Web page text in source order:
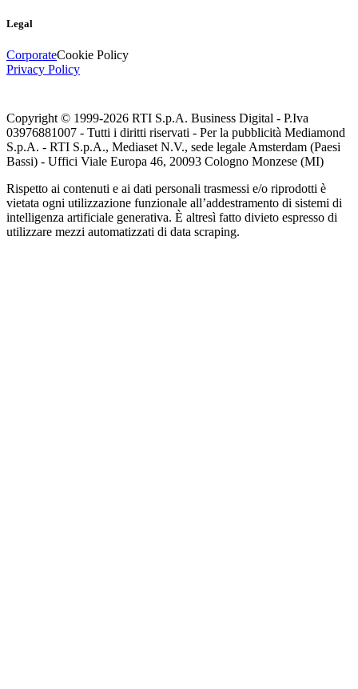
Legal
CorporateCookie Policy
Privacy Policy
Copyright © 1999-2026 RTI S.p.A. Business Digital - P.Iva
03976881007 - Tutti i diritti riservati - Per la pubblicità Mediamond
S.p.A. - RTI S.p.A., Mediaset N.V., sede legale Amsterdam (Paesi
Bassi) - Uffici Viale Europa 46, 20093 Cologno Monzese (MI)
Rispetto ai contenuti e ai dati personali trasmessi e/o riprodotti è
vietata ogni utilizzazione funzionale all’addestramento di sistemi di
intelligenza artificiale generativa. È altresì fatto divieto espresso di
utilizzare mezzi automatizzati di data scraping.